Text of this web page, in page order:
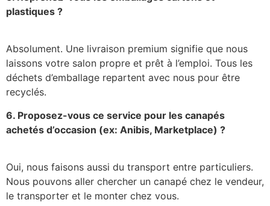
plastiques ?
Absolument. Une livraison premium signifie que nous
laissons votre salon propre et prêt à l’emploi. Tous les
déchets d’emballage repartent avec nous pour être
recyclés.
6. Proposez-vous ce service pour les canapés
achetés d’occasion (ex: Anibis, Marketplace) ?
Oui, nous faisons aussi du transport entre particuliers.
Nous pouvons aller chercher un canapé chez le vendeur,
le transporter et le monter chez vous.